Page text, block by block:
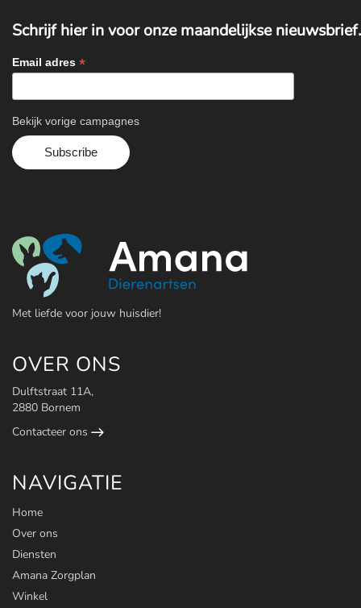
Schrijf hier in voor onze maandelijkse nieuwsbrief.
Email adres *
Bekijk vorige campagnes
Met liefde voor jouw huisdier!
OVER ONS
Dulftstraat 11A,
2880 Bornem
Contacteer ons
NAVIGATIE
Home
Over ons
Diensten
Amana Zorgplan
Winkel